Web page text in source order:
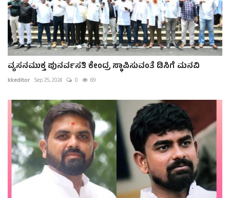
ವ್ಯಸನಮುಕ್ತ ಪುನರ್ವಸತಿ ಕೇಂದ್ರ ಸ್ಥಾಪಿಸುವಂತೆ ಡಿಸಿಗೆ ಮನವಿ
kkeditor Sep 25, 2024 0 69